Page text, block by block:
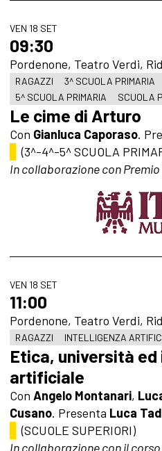
VEN 18 SET
09:30
Pordenone, Teatro Verdi,
RAGAZZI 3^ SCUOLA PRIMARIA
5^ SCUOLA PRIMARIA
SCUOLA
Le cime di Arturo
Con Gianluca Caporaso.
(3^-4^-5^ SCUOLA
In collaborazione con
VEN 18 SET
11:00
Pordenone, Teatro Verdi,
RAGAZZI INTELLIGENZA
Etica, università
artificiale
Con Angelo Montanari,
Cusano. Presenta Luca
(SCUOLE SUPERIORI)
In collaborazione con il